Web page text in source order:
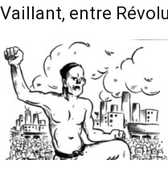
Vaillant, entre